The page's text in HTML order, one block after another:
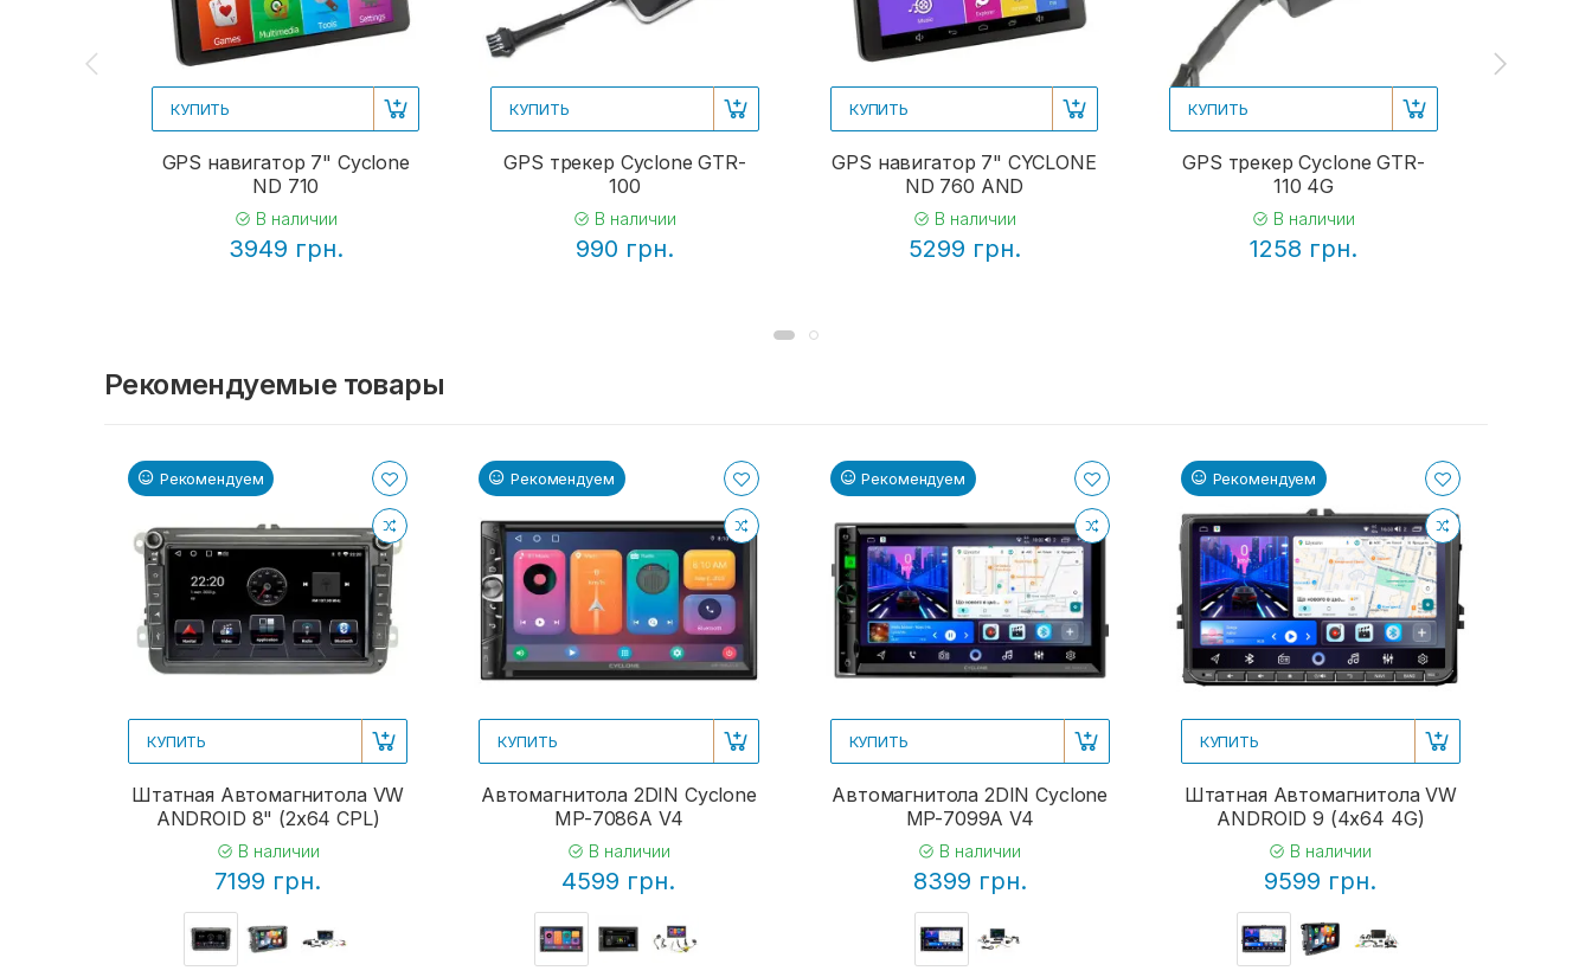
КУПИТЬ
GPS навигатор 7" Cyclone
ND 710
В наличии
3949 грн.
КУПИТЬ
GPS трекер Cyclone GTR-
100
В наличии
990 грн.
КУПИТЬ
GPS навигатор 7" CYCLONE
ND 760 AND
В наличии
5299 грн.
КУПИТЬ
GPS трекер Cyclone GTR-
110 4G
В наличии
1258 грн.
Рекомендуемые товары
Рекомендуем
КУПИТЬ
Штатная Автомагнитола VW
ANDROID 8" (2x64 CPL)
В наличии
7199 грн.
Рекомендуем
КУПИТЬ
Автомагнитола 2DIN Cyclone
MP-7086A V4
В наличии
4599 грн.
Рекомендуем
КУПИТЬ
Автомагнитола 2DIN Cyclone
MP-7099A V4
В наличии
8399 грн.
Рекомендуем
КУПИТЬ
Штатная Автомагнитола VW
ANDROID 9 (4x64 4G)
В наличии
9599 грн.